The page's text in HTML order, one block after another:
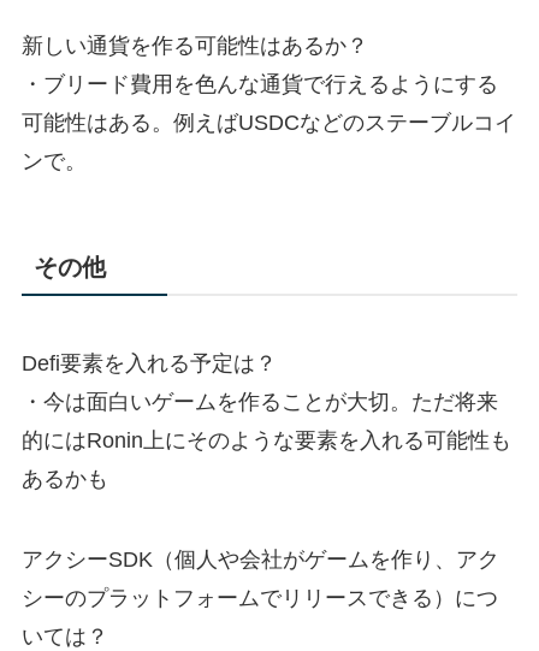
新しい通貨を作る可能性はあるか？
・ブリード費用を色んな通貨で行えるようにする
可能性はある。例えばUSDCなどのステーブルコイ
ンで。
その他
Defi要素を入れる予定は？
・今は面白いゲームを作ることが大切。ただ将来
的にはRonin上にそのような要素を入れる可能性も
あるかも
アクシーSDK（個人や会社がゲームを作り、アク
シーのプラットフォームでリリースできる）につ
いては？